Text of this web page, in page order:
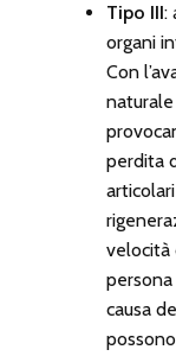
Tipo III:
organi
Con
perdita
velocità
causa